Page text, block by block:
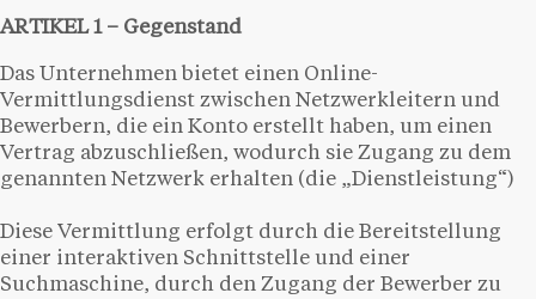
ARTIKEL 1 – Gegenstand
Das Unternehmen bietet einen Online-
Vermittlungsdienst zwischen Netzwerkleitern und
Bewerbern, die ein Konto erstellt haben, um einen
Vertrag abzuschließen, wodurch sie Zugang zu dem
genannten Netzwerk erhalten (die „Dienstleistung“)
Diese Vermittlung erfolgt durch die Bereitstellung
einer interaktiven Schnittstelle und einer
Suchmaschine, durch den Zugang der Bewerber zu